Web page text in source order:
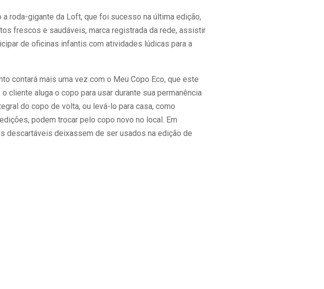
roda-gigante da Loft, que foi sucesso na última edição,
frescos e saudáveis, marca registrada da rede, assistir
de oficinas infantis com atividades lúdicas para a
contará mais uma vez com o Meu Copo Eco, que este
cliente aluga o copo para usar durante sua permanência
do copo de volta, ou levá-lo para casa, como
podem trocar pelo copo novo no local. Em
descartáveis deixassem de ser usados na edição de